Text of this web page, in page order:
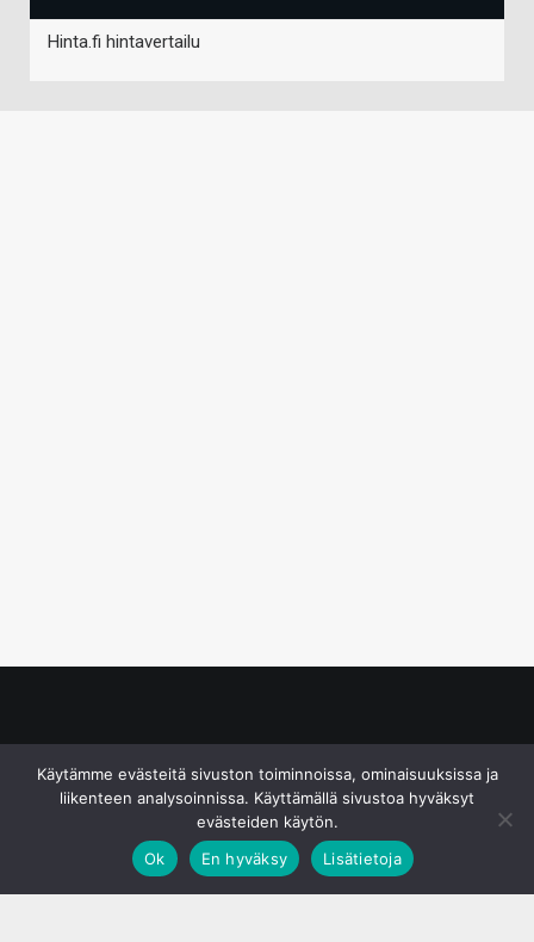
Hinta.fi hintavertailu
Käytämme evästeitä sivuston toiminnoissa, ominaisuuksissa ja
liikenteen analysoinnissa. Käyttämällä sivustoa hyväksyt
evästeiden käytön.
Ok
En hyväksy Lisätietoja